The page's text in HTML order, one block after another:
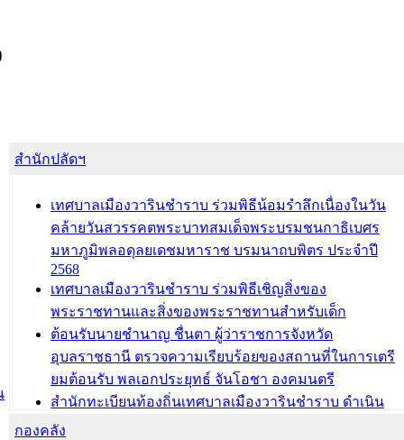
สำนักปลัดฯ
เทศบาลเมืองวารินชำราบ ร่วมพิธีน้อมรำลึกเนื่องในวัน
คล้ายวันสวรรคตพระบาทสมเด็จพระบรมชนกาธิเบศร
มหาภูมิพลอดุลยเดชมหาราช บรมนาถบพิตร ประจำปี
2568
เทศบาลเมืองวารินชำราบ ร่วมพิธีเชิญสิ่งของ
พระราชทานและสิ่งของพระราชทานสำหรับเด็ก
ต้อนรับนายชำนาญ ชื่นตา ผู้ว่าราชการจังหวัด
อุบลราชธานี ตรวจความเรียบร้อยของสถานที่ในการเตรี
ยมต้อนรับ พลเอกประยุทธ์ จันโอชา องคมนตรี
สำนักทะเบียนท้องถิ่นเทศบาลเมืองวารินชำราบ ดำเนิน
การมอบทะเบียนบ้าน ทร.14 และบัตรประจำตัวประชาชน
กองคลัง